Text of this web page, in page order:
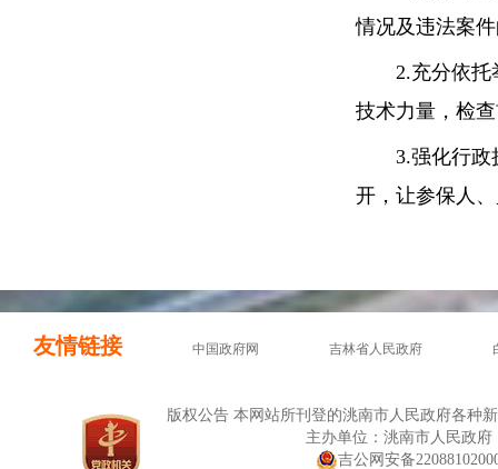
情况及违法案
2.充分依托举
技术力量，检
3.强化行政执
开，让参保人
友情链接 中国政府网 吉林省人民政府
版权公告 本网站所刊登的洮南市人民政府各种
主办单位：洮南市人民政
吉公网安备